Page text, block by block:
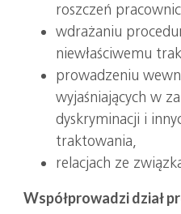
roszczeń
wdrażaniu
niewłaściwemu
prowadzeniu
wyjaśniających w
dyskryminacji i
traktowania,
relacjach ze
Współprowadzi dział